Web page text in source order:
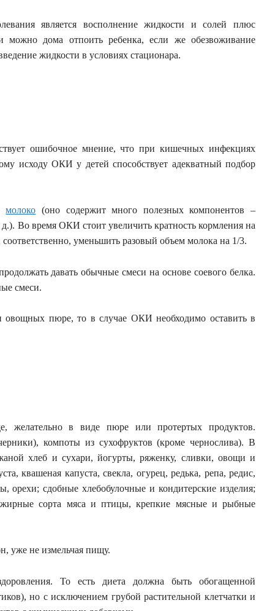
является восполнение жидкости и солей плюс
можно дома отпоить ребенка, если же обезвоживание
жидкости в условиях стационара.
ошибочное мнение, что при кишечных инфекциях
исходу ОКИ у детей способствует адекватный подбор
молоко (оно содержит много полезных компонентов –
Во время ОКИ стоит увеличить кратность кормления на
уменьшить разовый объем молока на 1/3.
давать обычные смеси на основе соевого белка.
смеси.
пюре, то в случае ОКИ необходимо оставить в
желательно в виде пюре или протертых продуктов.
компоты из сухофруктов (кроме чернослива). В
хлеб и сухари, йогурты, ряженку, сливки, овощи и
квашеная капуста, свекла, огурец, редька, репа, редис,
орехи; сдобные хлебобулочные и кондитерские изделия;
жирные сорта мяса и птицы, крепкие мясные и рыбные
уже не измельчая пищу.
То есть диета должна быть обогащенной
но с исключением грубой растительной клетчатки и